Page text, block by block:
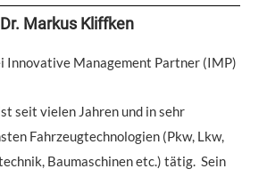
Dr. Markus Kliffken
Innovative Management Partner (IMP)
seit vielen Jahren und in sehr
Fahrzeugtechnologien (Pkw, Lkw,
Baumaschinen etc.) tätig. Sein